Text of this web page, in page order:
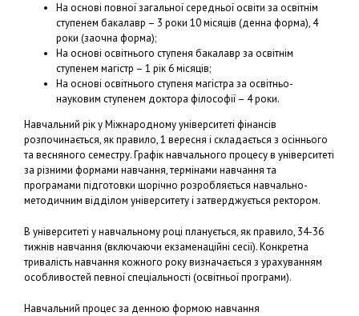
На основі повної загальної середньої освіти за освітнім
ступенем бакалавр – 3 роки 10 місяців (денна форма), 4
роки (заочна форма);
На основі освітнього ступеня бакалавр за освітнім
ступенем магістр – 1 рік 6 місяців;
На основі освітнього ступеня магістра за освітньо-
науковим ступенем доктора філософії – 4 роки.
Навчальний рік у Міжнародному університеті фінансів
розпочинається, як правило, 1 вересня і складається з осіннього
та весняного семестру. Графік навчального процесу в університеті
за різними формами навчання, термінами навчання та
програмами підготовки щорічно розробляється навчально-
методичним відділом університету і затверджується ректором.
В університеті у навчальному році планується, як правило, 34-36
тижнів навчання (включаючи екзаменаційні сесії). Конкретна
тривалість навчання кожного року визначається з урахуванням
особливостей певної спеціальності (освітньої програми).
Навчальний процес за денною формою навчання